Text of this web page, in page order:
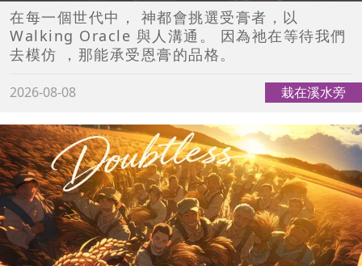
在每一個世代中， 神都會挑選受膏者，以
Walking Oracle 與人溝通。 因為祂在等待我們
去模仿 ，那能承受恩膏的品格。
2026-08-08 栽在溪水旁